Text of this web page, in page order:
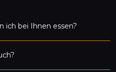
ich bei Ihnen essen?